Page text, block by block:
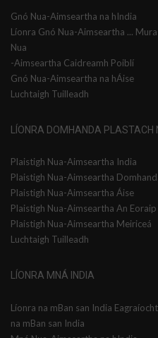
Gnó Nua-Aimseartha na hIndia
Líonra Gnó Nua-Aimseartha ...
Nua
-Aimseartha Caidreamh Poiblí
Gnó Nua-Aimseartha na hÁise
Luchtaigh Tuilleadh
LÍONRA DOMHANDA
Plaistigh Nua-Aimseartha India
Plaistigh Nua-Aimseartha
Plaistigh Nua-Aimseartha Áise
Plaistigh Nua-Aimseartha An Eoraip
Plaistigh Nua-Aimseartha Meiriceá
Luchtaigh Tuilleadh
LÍONRA MNÁ INDIA
Líonra na mBan san India Eagraíocht
na mBan san India